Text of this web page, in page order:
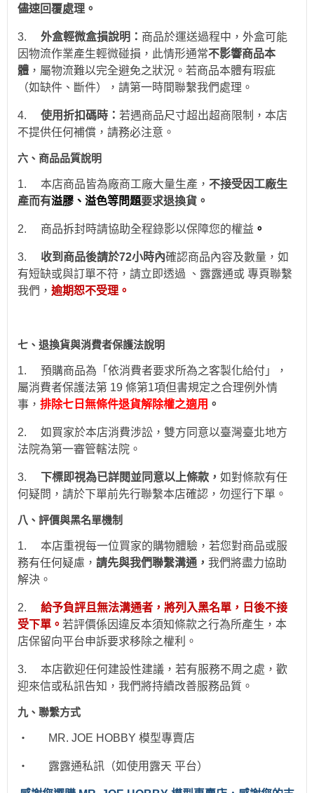
儘速回覆處理。
3. 外盒輕微盒損說明： 商品於運送過程中，外盒可能
因物流作業產生輕微碰損，此情形通常不影響商品本
體 ，屬物流難以完全避免之狀況。若商品本體有瑕疵
（如缺件、斷件），請第一時間聯繫我們處理。
4. 使用折扣碼時： 若遇商品尺寸超出超商限制，本店
不提供任何補償，請務必注意。
六、商品品質說明
1. 本店商品皆為廠商工廠大量生產， 不接受因工廠生
產而有溢膠、溢色等問題要求退換貨。
2. 商品拆封時請協助全程錄影以保障您的權益 。
3. 收到商品後請於72小時內確認商品內容及數量，如
有短缺或與訂單不符，請立即透過
、露露通或 專頁聯繫
我們， 逾期恕不受理。
七、退換貨與消費者保護法說明
1.
預購商品為「依消費者要求所為之客製化給付」，
屬消費者保護法第 19 條第1項但書規定之合理例外情
事， 排除七日無條件退貨解除權之適用 。
2.
如買家於本店消費涉訟，雙方同意以臺灣臺北地方
法院為第一審管轄法院。
3. 下標即視為已詳閱並同意以上條款， 如對條款有任
何疑問，請於下單前先行聯繫本店確認，勿逕行下單。
八、評價與黑名單機制
1.
本店重視每一位買家的購物體驗，若您對商品或服
務有任何疑慮， 請先與我們聯繫溝通， 我們將盡力協助
解決。
2.
給予負評且無法溝通者，將列入黑名單，日後不接
受下單。 若評價係因違反本須知條款之行為所產生，本
店保留向平台申訴要求移除之權利。
3.
本店歡迎任何建設性建議，若有服務不周之處，歡
迎來信或私訊告知，我們將持續改善服務品質。
九、聯繫方式
‧ MR. JOE HOBBY 模型專賣店
‧ 露露通私訊（如使用露天 平台）